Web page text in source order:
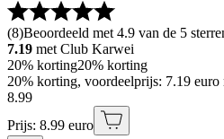
(8)Beoordeeld met 4.9 van de 5
7.19 met Club Karwei
20% korting20% korting
20% korting, voordeelprijs: 7.19
8.99
Prijs: 8.99 euro